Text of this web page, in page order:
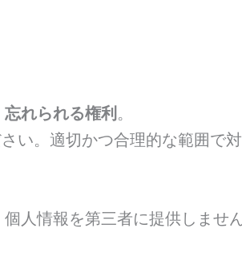
れられる権利。
い。適切かつ合理的な範囲で対
人情報を第三者に提供しません